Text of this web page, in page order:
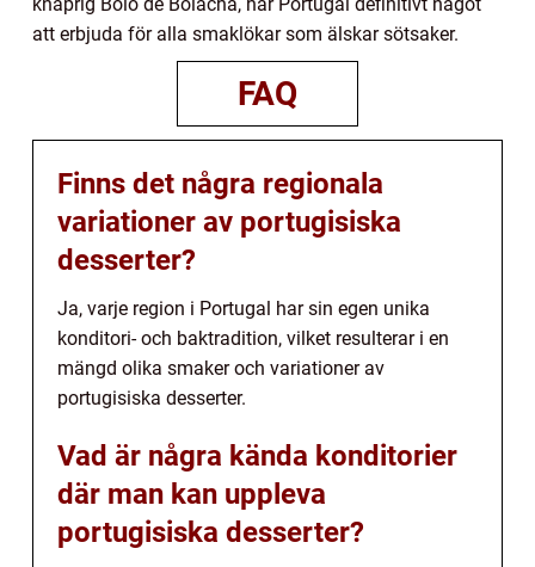
att erbjuda för alla smaklökar som älskar sötsaker.
FAQ
Finns det några regionala
variationer av portugisiska
desserter?
Ja, varje region i Portugal har sin egen unika
konditori- och baktradition, vilket resulterar i en
mängd olika smaker och variationer av
portugisiska desserter.
Vad är några kända konditorier
där man kan uppleva
portugisiska desserter?